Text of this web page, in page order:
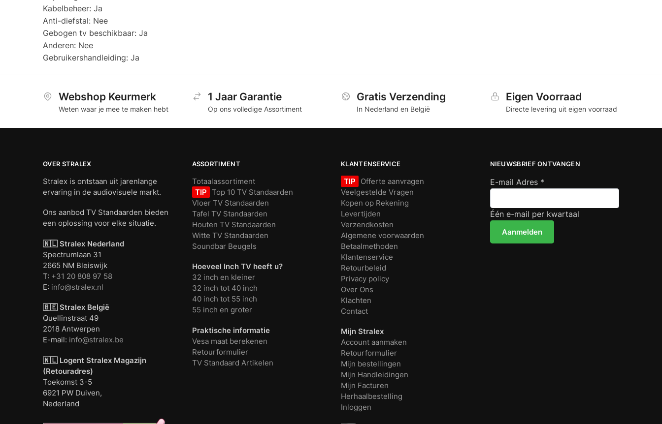
Kabelbeheer: Ja
Anti-diefstal: Nee
Gebogen tv beschikbaar: Ja
Anderen: Nee
Gebruikershandleiding: Ja
Webshop Keurmerk
Weten waar je mee te maken hebt
1 Jaar Garantie
Op ons volledige Assortiment
Gratis Verzending
In Nederland en België
Eigen Voorraad
Directe levering uit eigen voorraad
OVER STRALEX
Stralex is ontstaan uit jarenlange
ervaring in de audiovisuele markt.
Ons aanbod TV Standaarden bieden
een oplossing voor elke situatie.
🇳🇱 Stralex Nederland
Spectrumlaan 31
2665 NM Bleiswijk
T: +31 20 808 97 58
E: info@stralex.nl
🇧🇪 Stralex België
Quellinstraat 49
2018 Antwerpen
E-mail: info@stralex.be
🇳🇱 Logent Stralex Magazijn
(Retouradres)
Toekomst 3-5
6921 PW Duiven,
Nederland
ASSORTIMENT
Totaalassortiment
TIP Top 10 TV Standaarden
Vloer TV Standaarden
Tafel TV Standaarden
Houten TV Standaarden
Witte TV Standaarden
Soundbar Beugels
Hoeveel Inch TV heeft u?
32 inch en kleiner
32 inch tot 40 inch
40 inch tot 55 inch
55 inch en groter
Praktische informatie
Vesa maat berekenen
Retourformulier
TV Standaard Artikelen
KLANTENSERVICE
TIP
Offerte aanvragen
Veelgestelde Vragen
Kopen op Rekening
Levertijden
Verzendkosten
Algemene voorwaarden
Betaalmethoden
Klantenservice
Retourbeleid
Privacy policy
Over Ons
Klachten
Contact
Mijn Stralex
Account aanmaken
Retourformulier
Mijn bestellingen
Mijn Handleidingen
Mijn Facturen
Herhaalbestelling
Inloggen
NIEUWSBRIEF ONTVANGEN
E-mail Adres *
Één e-mail per kwartaal